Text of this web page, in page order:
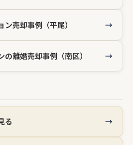
売却事例（平尾）
離婚売却事例（南区）
る